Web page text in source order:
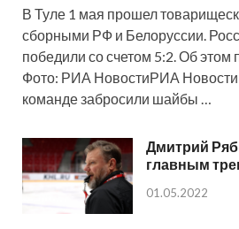
В Туле 1 мая прошел
сборными РФ и Белоруссии.
победили со счетом 5:2. Об этом
Фото: РИА НовостиРИА Новости
команде забросили шайбы …
Дмитрий
главным
01.05.2022